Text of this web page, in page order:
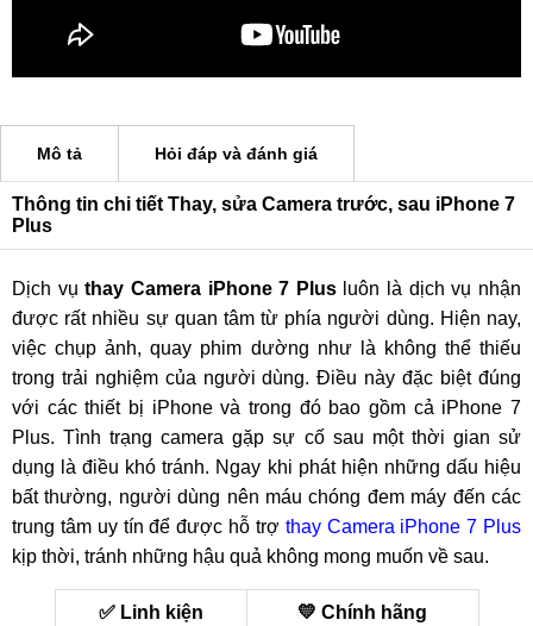
Mô tả Hỏi đáp và đánh giá
Thông tin chi tiết Thay, sửa Camera trước, sau iPhone 7
Plus
Dịch vụthay Camera iPhone 7 Plusluôn là dịch vụ nhận
được rất nhiều sự quan tâm từ phía người dùng. Hiện nay,
việc chụp ảnh, quay phim dường như là không thể thiếu
trong trải nghiệm của người dùng. Điều này đặc biệt đúng
với các thiết bị iPhone và trong đó bao gồm cả iPhone 7
Plus. Tình trạng camera gặp sự cố sau một thời gian sử
dụng là điều khó tránh. Ngay khi phát hiện những dấu hiệu
bất thường, người dùng nên máu chóng đem máy đến các
trung tâm uy tín để được hỗ trợ thay Camera iPhone 7 Plus
kịp thời, tránh những hậu quả không mong muốn về sau.
✅ Linh kiện 💛 Chính hãng